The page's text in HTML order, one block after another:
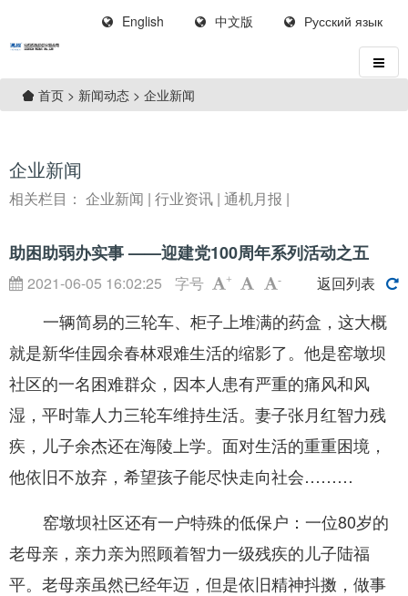
English 中文版 Русский язык
首页 > 新闻动态 > 企业新闻
企业新闻
相关栏目： 企业新闻 | 行业资讯 | 通机月报 |
助困助弱办实事 ——迎建党100周年系列活动之五
2021-06-05 16:02:25 字号 + - 返回列表
一辆简易的三轮车、 柜子上堆满的药盒 ， 这大概
就是新华佳园余春林艰难生活的缩影了。他是窑墩坝
社区的一名困难群众，因本人患有严重的痛风和风
湿，平时靠人力三轮车维持生活。妻子张月红智力残
疾，儿子余杰还在海陵上学。面对生活的重重困境，
他依旧不放弃，希望孩子能尽快走向社会………
窑墩坝社区还有一户特殊的低保户：一位80岁的
老母亲，亲力亲为照顾着智力一级残疾的儿子陆福
平。老母亲虽然已经年迈，但是依旧精神抖擞，做事